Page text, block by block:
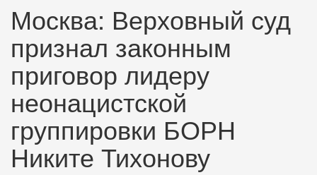
Москва: Верховный суд
признал законным
приговор лидеру
неонацистской
группировки БОРН
Никите Тихонову